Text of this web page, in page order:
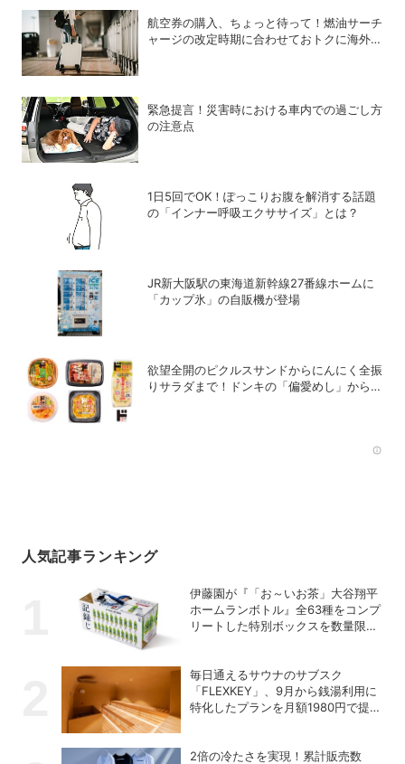
航空券の購入、ちょっと待って！燃油サーチ
ャージの改定時期に合わせておトクに海外航
緊急提言！災害時における車内での過ごし方
の注意点
1日5回でOK！ぽっこりお腹を解消する話題
の「インナー呼吸エクササイズ」とは？
JR新大阪駅の東海道新幹線27番線ホームに
「カップ氷」の自販機が登場
欲望全開のピクルスサンドからにんにく全振
りサラダまで！ドンキの「偏愛めし」から激
人気記事ランキング
伊藤園が『「お～いお茶」大谷翔平
ホームランボトル』全63種をコンプ
リートした特別ボックスを数量限定
毎日通えるサウナのサブスク
「FLEXKEY」、9月から銭湯利用に
特化したプランを月額1980円で提供
2倍の冷たさを実現！累計販売数